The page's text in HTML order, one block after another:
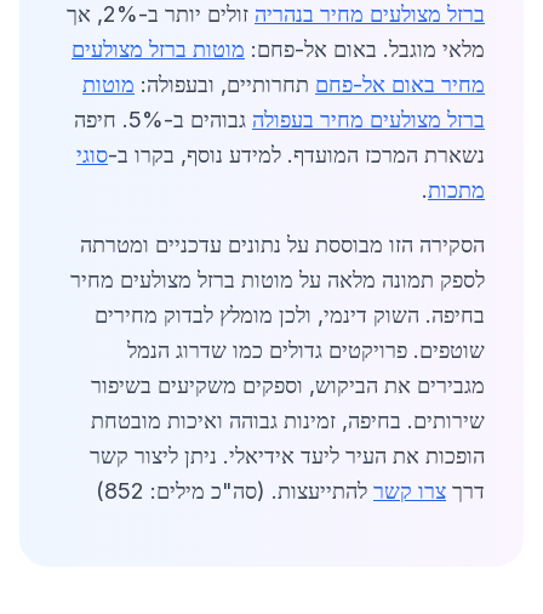
ברזל מצולעים מחיר בנהריה
זולים יותר ב-2%, אך
מלאי מוגבל. באום אל-פחם: מוטות ברזל מצולעים
מחיר באום אל-פחם תחרותיים, ובעפולה: מוטות
ברזל מצולעים מחיר בעפולה
גבוהים ב-5%. חיפה
נשארת המרכז המועדף. למידע נוסף, בקרו ב-סוגי
מתכות.
הסקירה הזו מבוססת על נתונים עדכניים ומטרתה
לספק תמונה מלאה על מוטות ברזל מצולעים מחיר
בחיפה. השוק דינמי, ולכן מומלץ לבדוק מחירים
שוטפים. פרויקטים גדולים כמו שדרוג הנמל
מגבירים את הביקוש, וספקים משקיעים בשיפור
שירותים. בחיפה, זמינות גבוהה ואיכות מובטחת
הופכות את העיר ליעד אידיאלי. ניתן ליצור קשר
דרך צרו קשר להתייעצות. (סה"כ מילים: 852)